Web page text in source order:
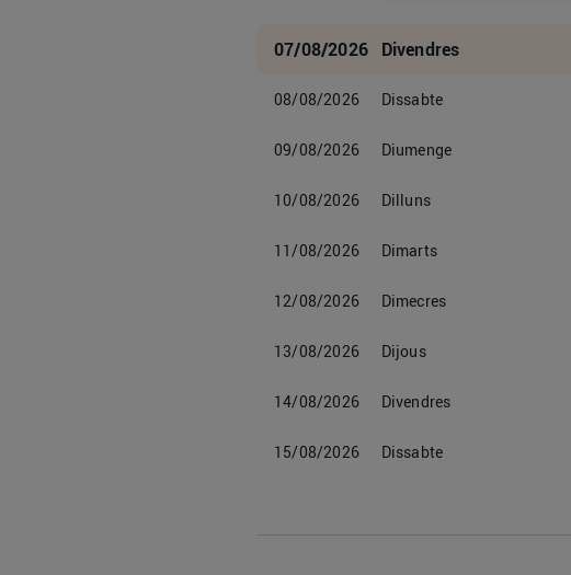
07/08/2026 Divendres
08/08/2026 Dissabte
09/08/2026 Diumenge
10/08/2026 Dilluns
11/08/2026 Dimarts
12/08/2026 Dimecres
13/08/2026 Dijous
14/08/2026 Divendres
15/08/2026 Dissabte